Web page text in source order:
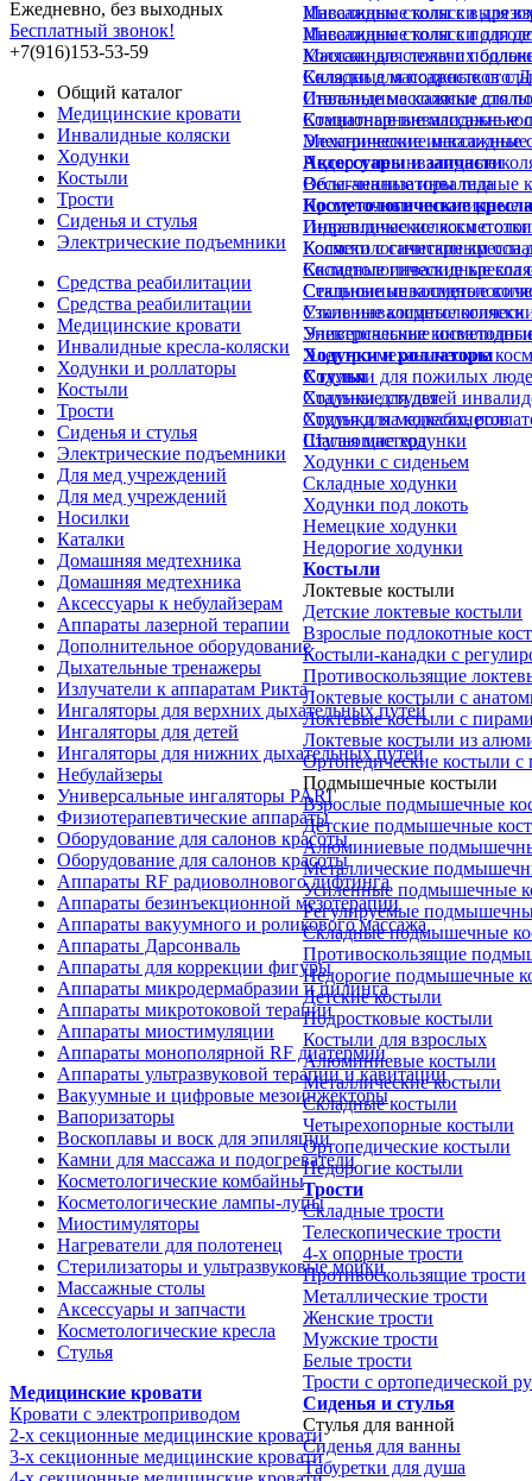
Ежедневно, без выходных
Бесплатный звонок!
+7(916)153-53-59
Общий каталог
Медицинские кровати
Инвалидные коляски
Ходунки
Костыли
Трости
Сиденья и стулья
Электрические подъемники
Средства реабилитации
Средства реабилитации
Медицинские кровати
Инвалидные кресла-коляски
Ходунки и роллаторы
Костыли
Трости
Сиденья и стулья
Электрические подъемники
Для мед учреждений
Для мед учреждений
Носилки
Каталки
Домашняя медтехника
Домашняя медтехника
Аксессуары к небулайзерам
Аппараты лазерной терапии
Дополнительное оборудование
Дыхательные тренажеры
Излучатели к аппаратам Рикта
Ингаляторы для верхних дыхательных путей
Ингаляторы для детей
Ингаляторы для нижних дыхательных путей
Небулайзеры
Универсальные ингаляторы PARI
Физиотерапевтические аппараты
Оборудование для салонов красоты
Оборудование для салонов красоты
Аппараты RF радиоволнового лифтинга
Аппараты безинъекционной мезотерапии
Аппараты вакуумного и роликового массажа
Аппараты Дарсонваль
Аппараты для коррекции фигуры
Аппараты микродермабразии и пилинга
Аппараты микротоковой терапии
Аппараты миостимуляции
Аппараты монополярной RF диатермии
Аппараты ультразвуковой терапии и кавитации
Вакуумные и цифровые мезоинжекторы
Вапоризаторы
Воскоплавы и воск для эпиляции
Камни для массажа и подогреватели
Косметологические комбайны
Косметологические лампы-лупы
Миостимуляторы
Нагреватели для полотенец
Стерилизаторы и ультразвуковые мойки
Массажные столы
Аксессуары и запчасти
Косметологические кресла
Стулья
Медицинские кровати
Кровати с электроприводом
2-х секционные медицинские кровати
3-х секционные медицинские кровати
Инвалидные коляски для
Инвалидные коляски для
Коляски для лежачих
Коляски для подростков с
Инвалидные коляски для
Комнатные инвалидные
Механические инвалидные
Недорогие инвалидные
Облегченные инвалидные
Прогулочные инвалидные
Инвалидные коляски с
Коляски с санитарным
Складные инвалидные
Стальные инвалидные
Узкие инвалидные коляски
Универсальные
Ходунки и роллаторы
Ходунки для пожилых
Ходунки для детей
Ходунки на колесах,
Шагающие ходунки
Ходунки с сиденьем
Складные ходунки
Ходунки под локоть
Немецкие ходунки
Недорогие ходунки
Костыли
Локтевые костыли
Детские локтевые костыли
Взрослые подлокотные
Костыли-канадки с
Противоскользящие
Локтевые костыли с
Локтевые костыли с
Локтевые костыли из
Ортопедические костыли с
Подмышечные костыли
Взрослые подмышечные
Детские подмышечные
Алюминиевые
Металлические
Усиленные подмышечные
Регулируемые
Складные подмышечные
Противоскользящие
Недорогие подмышечные
Детские костыли
Подростковые костыли
Костыли для взрослых
Алюминиевые костыли
Металлические костыли
Складные костыли
Четырехопорные костыли
Ортопедические костыли
Недорогие костыли
Трости
Складные трости
Телескопические трости
4-х опорные трости
Противоскользящие трости
Металлические трости
Женские трости
Мужские трости
Белые трости
Трости с ортопедической
Сиденья и стулья
Стулья для ванной
Сиденья для ванны
Табуретки для душа
Массажные столы с
Массажные столы с
Массажные столы с
Складные массажные столы
Стальные массажные столы
Стационарные массажные
Электрические массажные
Аксессуары и запчасти
Весы-анализаторы тела
Косметологические кресла
Гидравлические
Косметологические кресла
Косметологические кресла
Секционные
Стальные
Электрические
Электро-механические
Стулья
Стальные стулья
Стулья для медкабинетов
Стулья мастера